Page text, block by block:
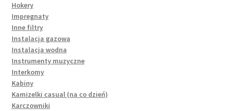
Hokery
Impregnaty
Inne filtry
Instalacja gazowa
Instalacja wodna
Instrumenty muzyczne
Interkomy
Kabiny
Kamizelki casual (na co dzień)
Karczowniki